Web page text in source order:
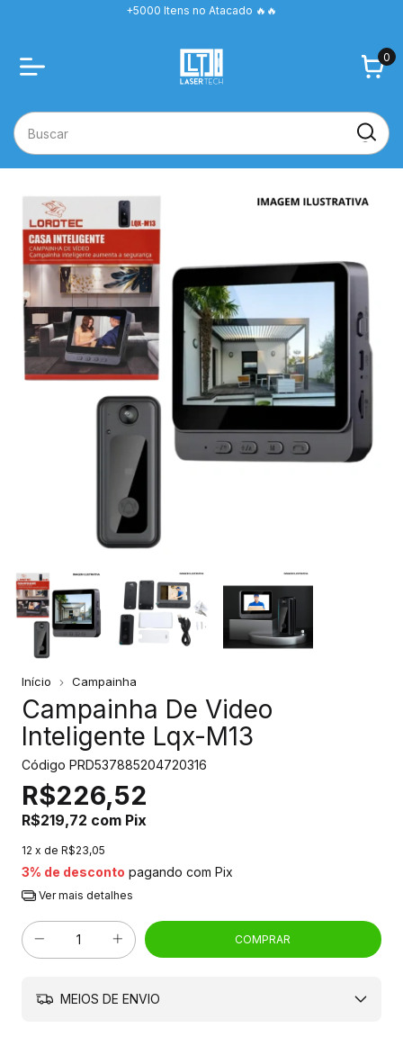
+5000 Itens no Atacado 🔥🔥
0
Início Campainha
Campainha De Video
Inteligente Lqx-M13
Código PRD537885204720316
R$226,52
R$219,72 com Pix
12 x de R$23,05
3% de desconto pagando com Pix
Ver mais detalhes
MEIOS DE ENVIO